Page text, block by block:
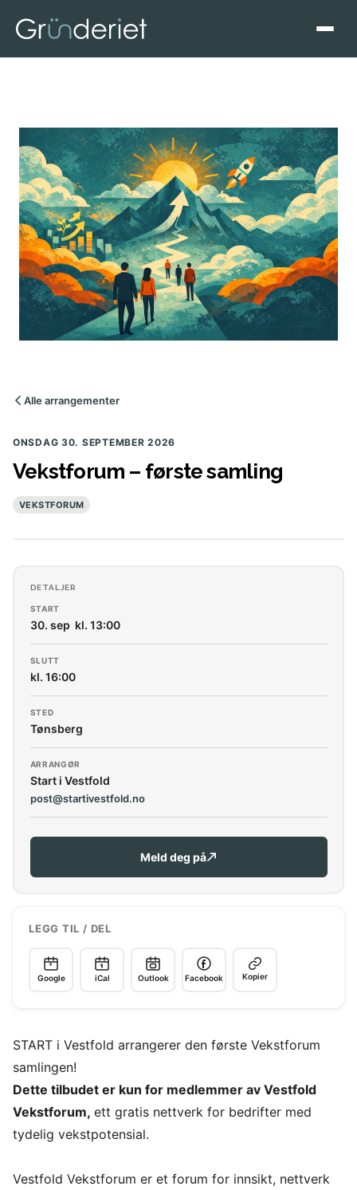
Alle arrangementer
ONSDAG 30. SEPTEMBER 2026
Vekstforum – første samling
VEKSTFORUM
START i Vestfold arrangerer den første Vekstforum
samlingen!
Dette tilbudet er kun for medlemmer av Vestfold
Vekstforum, ett gratis nettverk for bedrifter med
tydelig vekstpotensial.
Vestfold Vekstforum er et forum for innsikt, nettverk
DETALJER
START
30. sep kl. 13:00
SLUTT
kl. 16:00
STED
Tønsberg
ARRANGØR
Start i Vestfold
post@startivestfold.no
Meld deg på
LEGG TIL / DEL
Google iCal Outlook Facebook Kopier